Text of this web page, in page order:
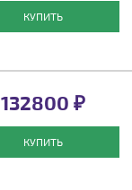
КУПИТЬ
132800 ₽
КУПИТЬ